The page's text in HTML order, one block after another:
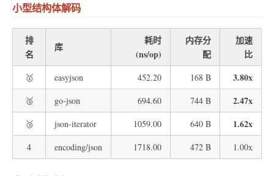
小型结构体解码
排
名
库
耗时
(ns/op)
内存分
配
加速
比
🥇 easyjson 452.20 168 B 3.80x
🥈 go-json 694.60 744 B 2.47x
🥉 json-iterator 1059.00 640 B 1.62x
4 encoding/json 1718.00 472 B 1.00x